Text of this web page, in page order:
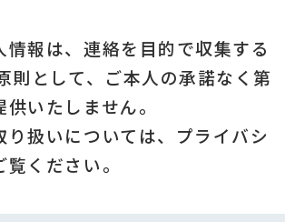
情報は、連絡を目的で収集する
則として、ご本人の承諾なく第
いたしません。
扱いについては、 プライバシ
覧ください。